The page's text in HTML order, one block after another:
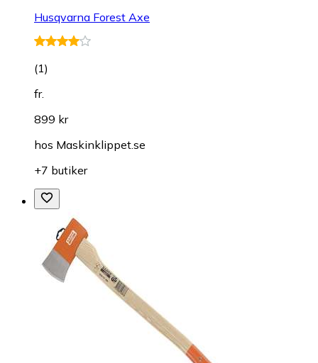
Husqvarna Forest Axe
(1)
fr.
899 kr
hos Maskinklippet.se
+7 butiker